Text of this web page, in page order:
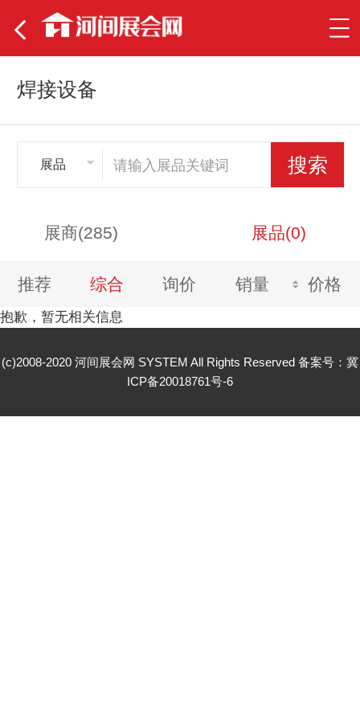
焊接设备
展品
展商(285) 展品(0)
推荐 综合 询价 销量 价格
抱歉，暂无相关信息
(c)2008-2020 河间展会网 SYSTEM All Rights Reserved 备案号： 冀
ICP备20018761号-6